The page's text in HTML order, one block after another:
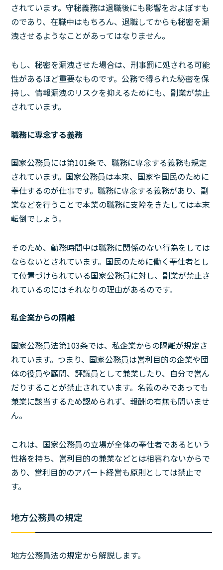
されています。守秘義務は退職後にも影響をおよぼすも
のであり、在職中はもちろん、退職してからも秘密を漏
洩させるようなことがあってはなりません。
もし、秘密を漏洩させた場合は、刑事罰に処される可能
性があるほど重要なものです。公務で得られた秘密を保
持し、情報漏洩のリスクを抑えるためにも、副業が禁止
されています。
職務に専念する義務
国家公務員には第101条で、職務に専念する義務も規定
されています。国家公務員は本来、国家や国民のために
奉仕するのが仕事です。職務に専念する義務があり、副
業などを行うことで本業の職務に支障をきたしては本末
転倒でしょう。
そのため、勤務時間中は職務に関係のない行為をしては
ならないとされています。国民のために働く奉仕者とし
て位置づけられている国家公務員に対し、副業が禁止さ
れているのにはそれなりの理由があるのです。
私企業からの隔離
国家公務員法第103条では、私企業からの隔離が規定さ
れています。つまり、国家公務員は営利目的の企業や団
体の役員や顧問、評議員として兼業したり、自分で営ん
だりすることが禁止されています。名義のみであっても
兼業に該当するため認められず、報酬の有無も問いませ
ん。
これは、国家公務員の立場が全体の奉仕者であるという
性格を持ち、営利目的の兼業などとは相容れないからで
あり、営利目的のアパート経営も原則としては禁止で
す。
地方公務員の規定
地方公務員法の規定から解説します。